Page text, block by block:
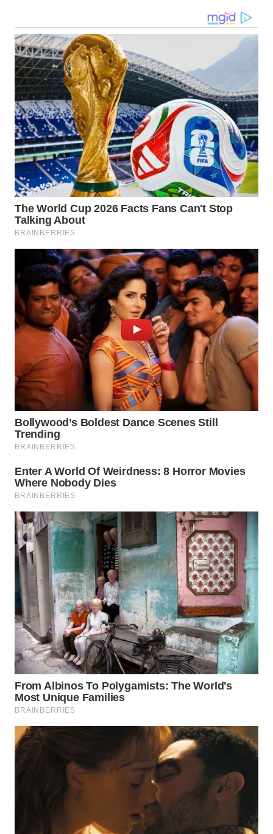
NUSANTARA
WN
JOGJA
WN
JATIM
WN
BALI
WN
KALBAR
KALTENG
WN
KALTARA
WN
KALSEL
WN
KALTIM
WN
SULSEL
WN
GORONTALO
WN
SULUT
WN
MALUKU
WN
MALUT
WN
DAIRI
WN
DANAU
WN
NIAS